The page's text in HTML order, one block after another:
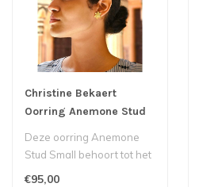
Christine Bekaert
Oorring Anemone Stud
Deze oorring Anemone
Stud Small behoort tot het
€95,00